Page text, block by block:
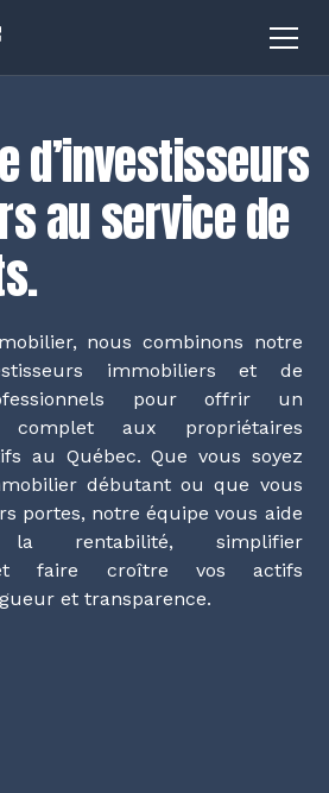
d’investisseurs
au service de
nous combinons notre
immobiliers et de
pour offrir un
complet aux propriétaires
au Québec. Que vous soyez
débutant ou que vous
portes, notre équipe vous aide
rentabilité, simplifier
et faire croître vos actifs
et transparence.